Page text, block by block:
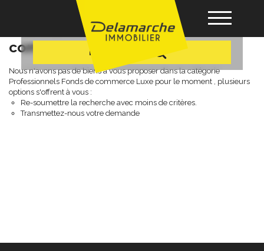
Acheter
Louer
Recherche
Professionnels fonds de
commerce luxe
Nous n'avons pas de biens à vous proposer dans la catégorie
Professionnels Fonds de commerce Luxe pour le moment , plusieurs
options s'offrent à vous :
Re-soumettre la recherche avec moins de critères.
Transmettez-nous votre demande